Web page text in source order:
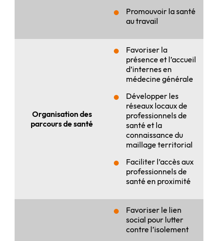
Promouvoir la santé
au travail
Organisation des
parcours de santé
Favoriser la
présence et l’accueil
d’internes en
médecine générale
Développer les
réseaux locaux de
professionnels de
santé et la
connaissance du
maillage territorial
Faciliter l’accès aux
professionnels de
santé en proximité
Favoriser le lien
social pour lutter
contre l’isolement